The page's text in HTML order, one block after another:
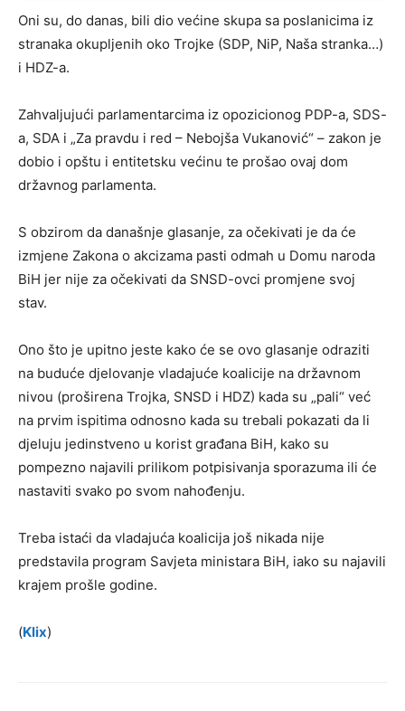
Oni su, do danas, bili dio većine skupa sa poslanicima iz
stranaka okupljenih oko Trojke (SDP, NiP, Naša stranka…)
i HDZ-a.
Zahvaljujući parlamentarcima iz opozicionog PDP-a, SDS-
a, SDA i „Za pravdu i red – Nebojša Vukanović“ – zakon je
dobio i opštu i entitetsku većinu te prošao ovaj dom
državnog parlamenta.
S obzirom da današnje glasanje, za očekivati je da će
izmjene Zakona o akcizama pasti odmah u Domu naroda
BiH jer nije za očekivati da SNSD-ovci promjene svoj
stav.
Ono što je upitno jeste kako će se ovo glasanje odraziti
na buduće djelovanje vladajuće koalicije na državnom
nivou (proširena Trojka, SNSD i HDZ) kada su „pali“ već
na prvim ispitima odnosno kada su trebali pokazati da li
djeluju jedinstveno u korist građana BiH, kako su
pompezno najavili prilikom potpisivanja sporazuma ili će
nastaviti svako po svom nahođenju.
Treba istaći da vladajuća koalicija još nikada nije
predstavila program Savjeta ministara BiH, iako su najavili
krajem prošle godine.
(Klix)